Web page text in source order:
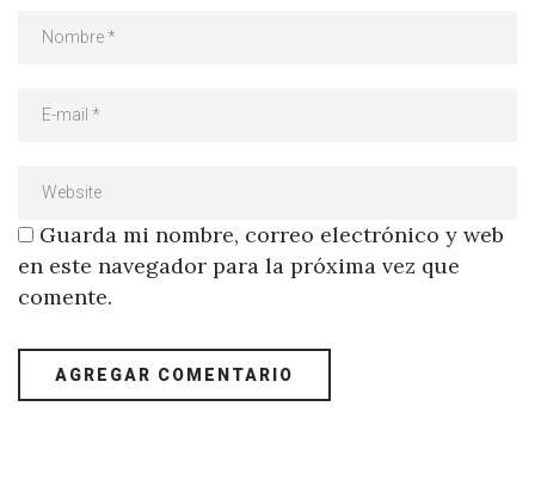
Guarda mi nombre, correo electrónico y web
en este navegador para la próxima vez que
comente.